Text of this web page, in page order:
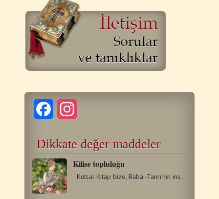
Facebook
Dikkate değer maddeler
Kilise topluluğu
Kutsal Kitap bize, Baba -Tanrı’nın insanların kurtuluşunu…